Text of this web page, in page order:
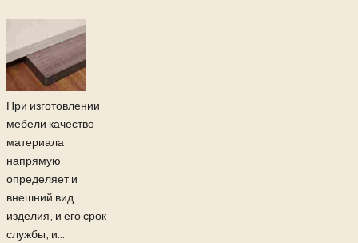
При изготовлении
мебели качество
материала
напрямую
определяет и
внешний вид
изделия, и его срок
службы, и...